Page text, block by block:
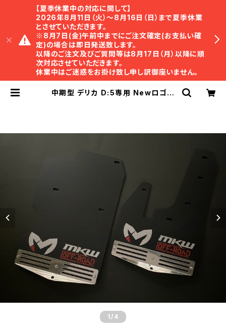
【夏季休業中の対応に関して】
2026年8月11日（火）〜8月16日（日）まで夏季休業
とさせていただきます。
※8月7日(金)午前中までにご注文確定(お支払い確
定)の場合は即日発送致します。
以降のご注文及びご質問等は8月17日（月）以降に順
次対応させていただきます。
休業中はご迷惑をお掛け致し申し訳御座いません。
中期型 デリカ D:5専用 Newロゴ
1 /4